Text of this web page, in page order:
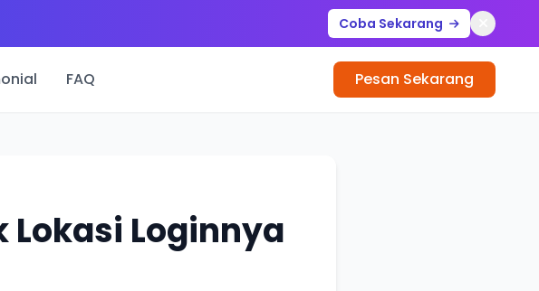
Coba Sekarang
FAQ Pesan Sekarang
Lokasi Loginnya